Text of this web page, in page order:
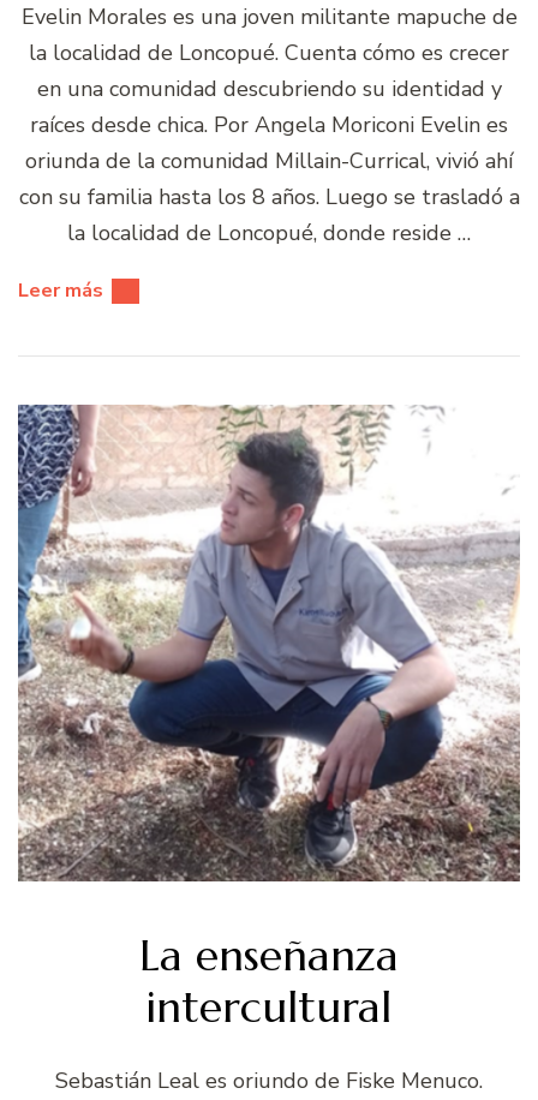
Evelin Morales es una joven militante mapuche de
la localidad de Loncopué. Cuenta cómo es crecer
en una comunidad descubriendo su identidad y
raíces desde chica. Por Angela Moriconi Evelin es
oriunda de la comunidad Millain-Currical, vivió ahí
con su familia hasta los 8 años. Luego se trasladó a
la localidad de Loncopué, donde reside …
Leer más
La enseñanza
intercultural
Sebastián Leal es oriundo de Fiske Menuco.